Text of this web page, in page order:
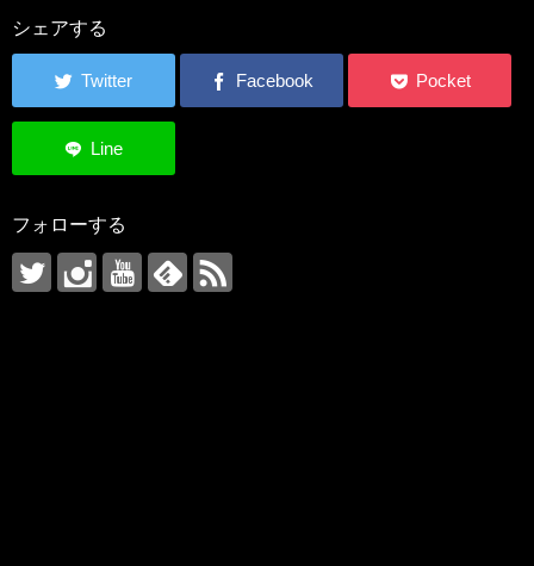
シェアする
フォローする